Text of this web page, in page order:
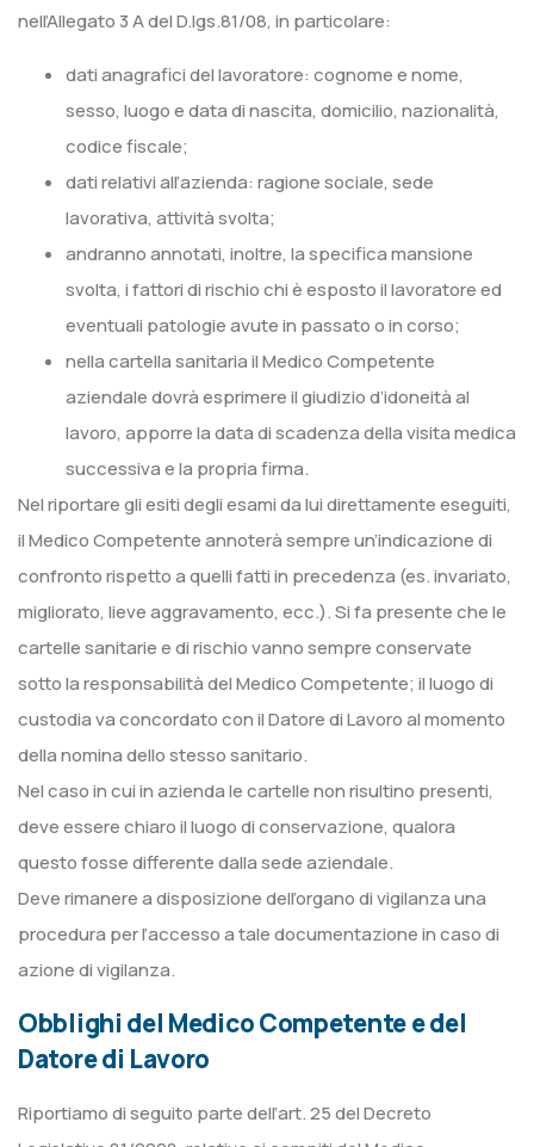
nell’Allegato 3 A del D.lgs.81/08, in particolare:
dati anagrafici del lavoratore: cognome e nome,
sesso, luogo e data di nascita, domicilio, nazionalità,
codice fiscale;
dati relativi all’azienda: ragione sociale, sede
lavorativa, attività svolta;
andranno annotati, inoltre, la specifica mansione
svolta, i fattori di rischio chi è esposto il lavoratore ed
eventuali patologie avute in passato o in corso;
nella cartella sanitaria il Medico Competente
aziendale dovrà esprimere il giudizio d’idoneità al
lavoro, apporre la data di scadenza della visita medica
successiva e la propria firma.
Nel riportare gli esiti degli esami da lui direttamente eseguiti,
il Medico Competente annoterà sempre un’indicazione di
confronto rispetto a quelli fatti in precedenza (es. invariato,
migliorato, lieve aggravamento, ecc.). Si fa presente che le
cartelle sanitarie e di rischio vanno sempre conservate
sotto la responsabilità del Medico Competente; il luogo di
custodia va concordato con il Datore di Lavoro al momento
della nomina dello stesso sanitario.
Nel caso in cui in azienda le cartelle non risultino presenti,
deve essere chiaro il luogo di conservazione, qualora
questo fosse differente dalla sede aziendale.
Deve rimanere a disposizione dell’organo di vigilanza una
procedura per l’accesso a tale documentazione in caso di
azione di vigilanza.
Obblighi del Medico Competente e del
Datore di Lavoro
Riportiamo di seguito parte dell’art. 25 del Decreto